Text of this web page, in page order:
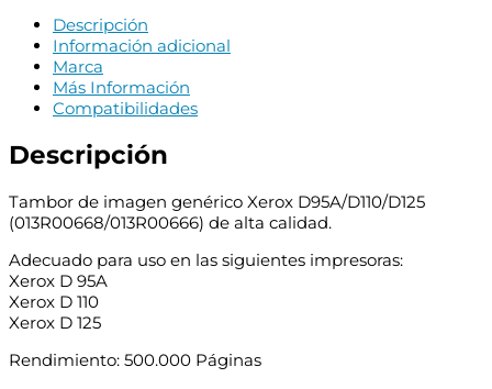
Generico
Reemplaza
013R00668/013R00666
(Drum)
Descripción
Información adicional
Marca
Más Información
Compatibilidades
Descripción
Tambor de imagen genérico Xerox D95A/D110/D125
(013R00668/013R00666) de alta calidad.
Adecuado para uso en las siguientes impresoras:
Xerox D 95A
Xerox D 110
Xerox D 125
Rendimiento: 500.000 Páginas